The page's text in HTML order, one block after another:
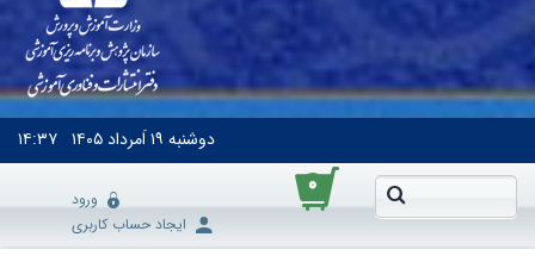
دوشنبه ۱۹ اَمرداد ۱۴۰۵ ۱۴:۳۷
۰
ورود
ایجاد حساب کاربری